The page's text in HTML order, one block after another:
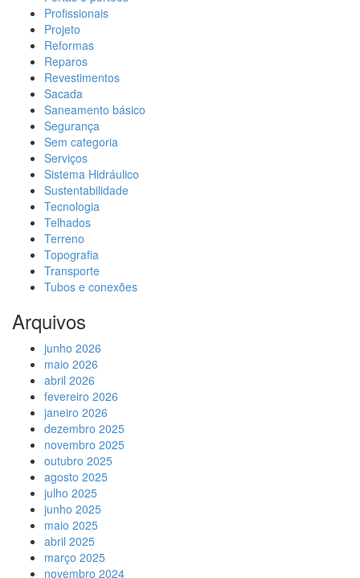
Profissionais
Projeto
Reformas
Reparos
Revestimentos
Sacada
Saneamento básico
Segurança
Sem categoria
Serviços
Sistema Hidráulico
Sustentabilidade
Tecnologia
Telhados
Terreno
Topografia
Transporte
Tubos e conexões
Arquivos
junho 2026
maio 2026
abril 2026
fevereiro 2026
janeiro 2026
dezembro 2025
novembro 2025
outubro 2025
agosto 2025
julho 2025
junho 2025
maio 2025
abril 2025
março 2025
novembro 2024